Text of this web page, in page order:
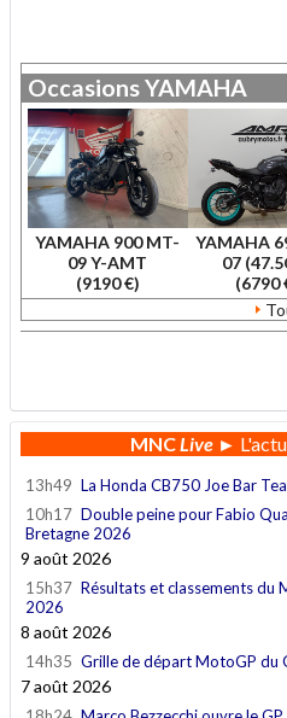
OccasionsYAMAHA
YAMAHA 900 MT-
09 Y-AMT
(9190 €)
YAMAHA
07
(6790
MNCLive► L'actu
13h49 La Honda CB750 Joe Bar
10h17 Double peine pour Fabio
Bretagne 2026
9 août 2026
15h37 Résultats et classements du
2026
8 août 2026
14h35 Grille de départ MotoGP du
7 août 2026